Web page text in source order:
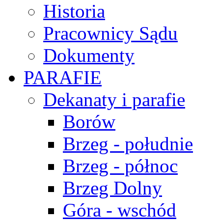
Historia
Pracownicy Sądu
Dokumenty
PARAFIE
Dekanaty i parafie
Borów
Brzeg - południe
Brzeg - północ
Brzeg Dolny
Góra - wschód